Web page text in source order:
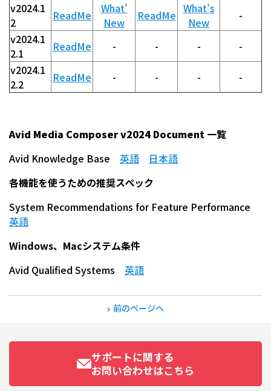
v2024.1
2
ReadMe
What'
New
ReadMe What's
New
-
v2024.1
2.1
ReadMe - - -
-
v2024.1
2.2
ReadMe - - - -
Avid Media Composer v2024 Document 一覧
Avid Knowledge Base
英語
日本語
各機能を使うための推奨スペック
System Recommendations for Feature Performance
英語
Windows、Macシステム条件
Avid Qualified Systems 英語
前のページヘ
サポートに関する
お問い合わせはこちら